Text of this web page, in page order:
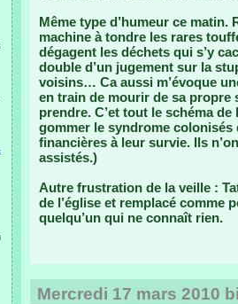
Même type d’humeur ce matin.
machine à tondre les rares
dégagent les déchets qui s’y
double d’un jugement sur la
voisins… Ca aussi m’évoque
en train de mourir de sa propre
prendre. C’et tout le schéma
gommer le syndrome
financières à leur survie. Ils
assistés.)
Autre frustration de la veille :
de l’église et remplacé comme
quelqu’un qui ne connaît rien.
Mercredi 17 mars 2010